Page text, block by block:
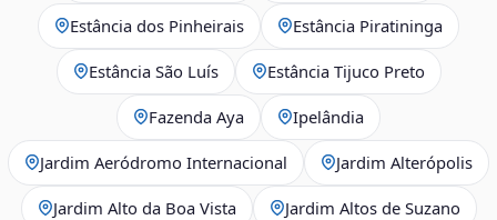
Estância dos Pinheirais Estância Piratininga
Estância São Luís Estância Tijuco Preto
Fazenda Aya Ipelândia
Jardim Aeródromo Internacional Jardim Alterópolis
Jardim Alto da Boa Vista Jardim Altos de Suzano